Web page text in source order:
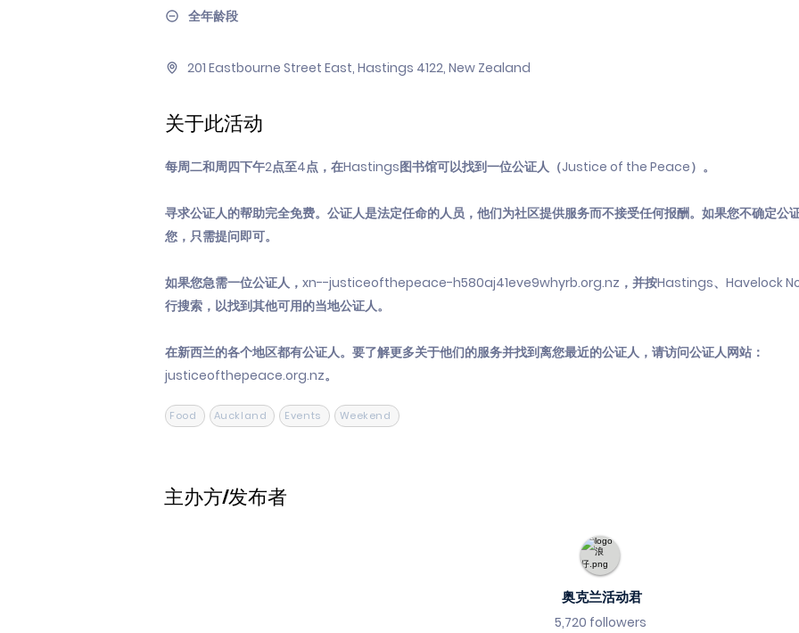
全年龄段
201 Eastbourne Street East, Hastings 4122, New Zealand
关于此活动
每周二和周四下午2点至4点，在Hastings图书馆可以找到一位公证人（Justice of the Peace）。
寻求公证人的帮助完全免费。公证人是法定任命的人员，他们为社区提供服务而不接受任何报酬。如果您不确定公
您，只需提问即可。
如果您急需一位公证人，xn--justiceofthepeace-h580aj41eve9whyrb.org.nz，并按Hastings、Havelock
行搜索，以找到其他可用的当地公证人。
在新西兰的各个地区都有公证人。要了解更多关于他们的服务并找到离您最近的公证人，请访问公证人网站：
justiceofthepeace.org.nz。
Food Auckland Events Weekend
主办方/发布者
奥克兰活动君
5,720 followers